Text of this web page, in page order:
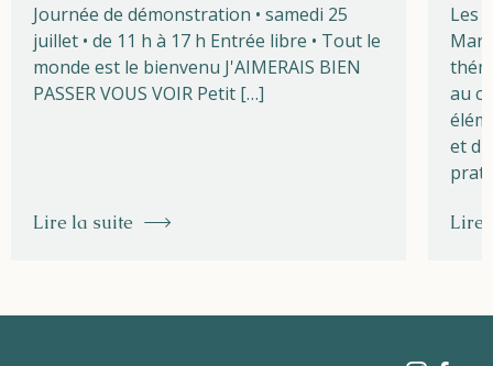
Journée de démonstration • samedi 25
juillet • de 11 h à 17 h Entrée libre • Tout le
monde est le bienvenu J'AIMERAIS BIEN
PASSER VOUS VOIR Petit […]
Lire la suite
Les
au
et
Lire